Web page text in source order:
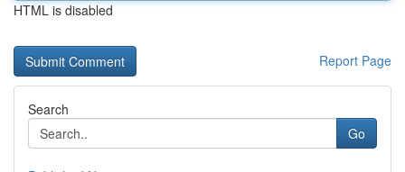
HTML is disabled
Report Page
Search
Go